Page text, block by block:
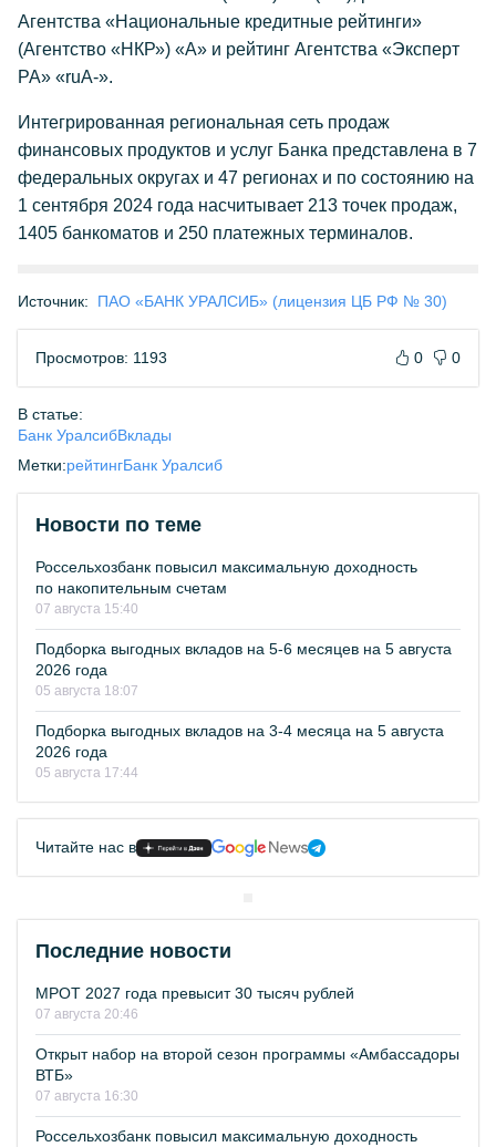
Агентства «Национальные кредитные рейтинги»
(Агентство «НКР») «А» и рейтинг Агентства «Эксперт
РА» «ruА-».
Интегрированная региональная сеть продаж
финансовых продуктов и услуг Банка представлена в 7
федеральных округах и 47 регионах и по состоянию на
1 сентября 2024 года насчитывает 213 точек продаж,
1405 банкоматов и 250 платежных терминалов.
Источник: ПАО «БАНК УРАЛСИБ» (лицензия ЦБ РФ № 30)
Просмотров: 1193 0 0
В статье:
Банк УралсибВклады
Метки:рейтингБанк Уралсиб
Новости по теме
Россельхозбанк повысил максимальную доходность
по накопительным счетам
07 августа 15:40
Подборка выгодных вкладов на 5-6 месяцев на 5 августа
2026 года
05 августа 18:07
Подборка выгодных вкладов на 3-4 месяца на 5 августа
2026 года
05 августа 17:44
Читайте нас в
Последние новости
МРОТ 2027 года превысит 30 тысяч рублей
07 августа 20:46
Открыт набор на второй сезон программы «Амбассадоры
ВТБ»
07 августа 16:30
Россельхозбанк повысил максимальную доходность